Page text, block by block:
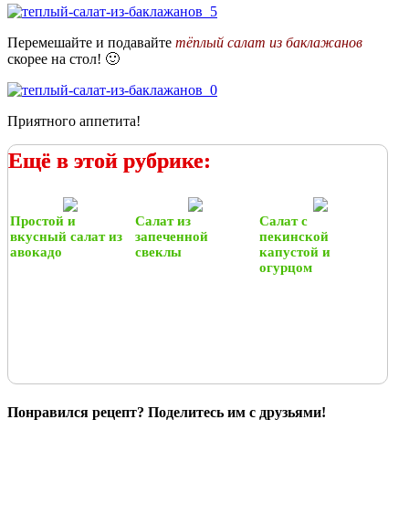
Перемешайте и подавайте тёплый салат из баклажанов
скорее на стол! 🙂
Приятного аппетита!
Ещё в этой рубрике:
Простой и
вкусный салат из
авокадо
Салат из
запеченной
свеклы
Салат с
пекинской
капустой и
огурцом
Понравился рецепт? Поделитесь им с друзьями!